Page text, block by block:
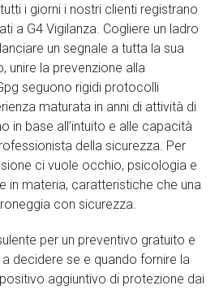
i giorni i nostri clienti registrano
a G4 Vigilanza. Cogliere un ladro
un segnale a tutta la sua
unire la prevenzione alla
seguono rigidi protocolli
maturata in anni di attività di
in base all’intuito e alle capacità
della sicurezza. Per
ci vuole occhio, psicologia e
in materia, caratteristiche che una
con sicurezza.
per un preventivo gratuito e
decidere se e quando fornire la
aggiuntivo di protezione dai